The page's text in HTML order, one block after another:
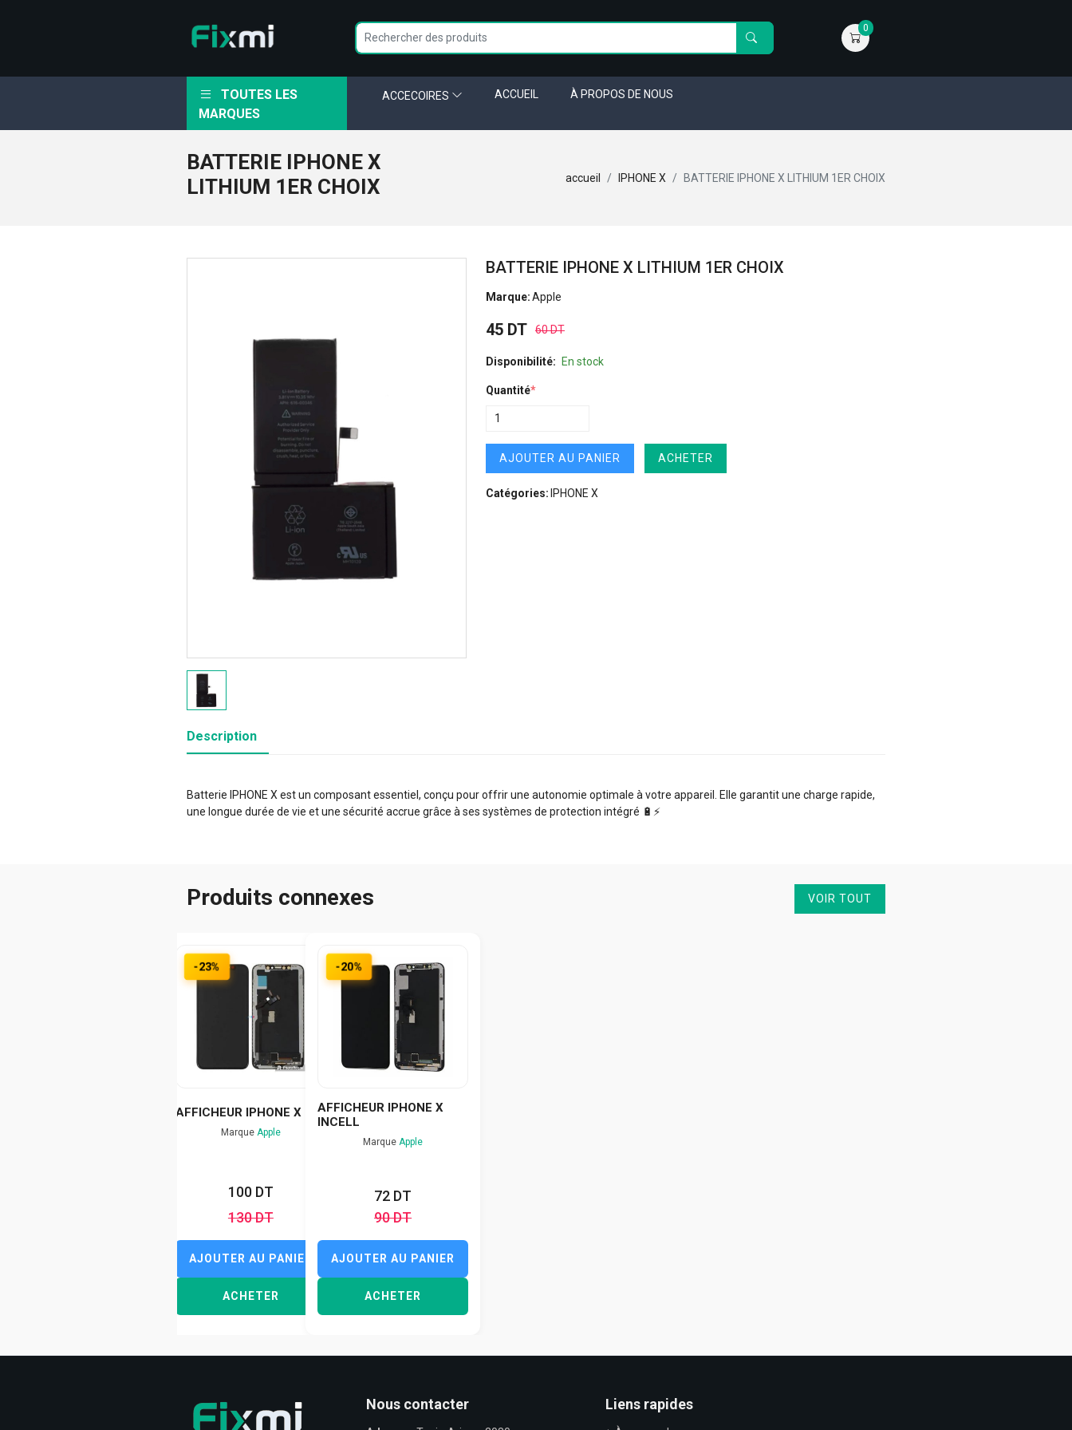
0
TOUTES LES
MARQUES
ACCECOIRES ACCUEIL À PROPOS DE NOUS
BATTERIE IPHONE X
LITHIUM 1ER CHOIX
accueil IPHONE X BATTERIE IPHONE X LITHIUM 1ER CHOIX
BATTERIE IPHONE X LITHIUM 1ER CHOIX
Marque:Apple
45 DT 60 DT
Disponibilité: En stock
Quantité*
AJOUTER AU PANIER ACHETER
Catégories: IPHONE X
Description
Batterie IPHONE X est un composant essentiel, conçu pour offrir une autonomie optimale à votre appareil. Elle garantit une charge rapide,
une longue durée de vie et une sécurité accrue grâce à ses systèmes de protection intégré 🔋⚡️
Produits connexes VOIR TOUT
-23%
AFFICHEUR IPHONE X GX
Marque Apple
100 DT
130 DT
AJOUTER AU PANIER
ACHETER
-20%
AFFICHEUR IPHONE X
INCELL
MarqueApple
72 DT
90 DT
AJOUTER AU PANIER
ACHETER
Nous contacter Liens rapides